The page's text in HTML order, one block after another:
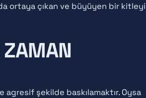
ortaya çıkan ve büyüyen bir kitleyi
ZAMAN
şekilde baskılamaktır. Oysa